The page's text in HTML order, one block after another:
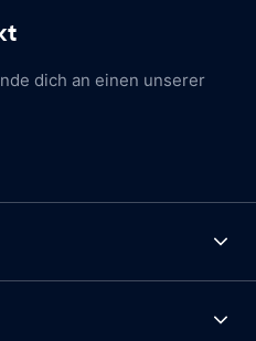
dich an einen unserer